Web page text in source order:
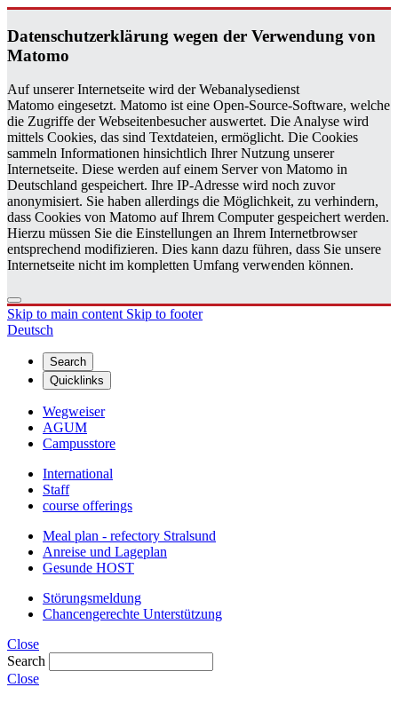
Daten­schutzerklärung wegen der Ver­wen­dung von
Matomo
Auf unserer Internetseite wird der Webanalysedienst
Matomo eingesetzt. Matomo ist eine Open-Source-Software, welche
die Zugriffe der Webseitenbesucher auswertet. Die Analyse wird
mittels Cookies, das sind Textdateien, ermöglicht. Die Cookies
sammeln Informationen hinsichtlich Ihrer Nutzung unserer
Internetseite. Diese werden auf einem Server von Matomo in
Deutschland gespeichert. Ihre IP-Adresse wird noch zuvor
anonymisiert. Sie haben allerdings die Möglichkeit, zu verhindern,
dass Cookies von Matomo auf Ihrem Computer gespeichert werden.
Hierzu müssen Sie die Einstellungen an Ihrem Internetbrowser
entsprechend modifizieren. Dies kann dazu führen, dass Sie unsere
Internetseite nicht im kompletten Umfang verwenden können.
Skip to main content Skip to footer
Deutsch
Search
Quicklinks
Wegweiser
AGUM
Campusstore
International
Staff
course offerings
Meal plan - refectory Stralsund
Anreise und Lageplan
Gesunde HOST
Störungsmeldung
Chancengerechte Unterstützung
Close
Search
Close